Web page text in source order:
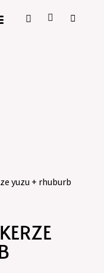
yuzu + rhuburb